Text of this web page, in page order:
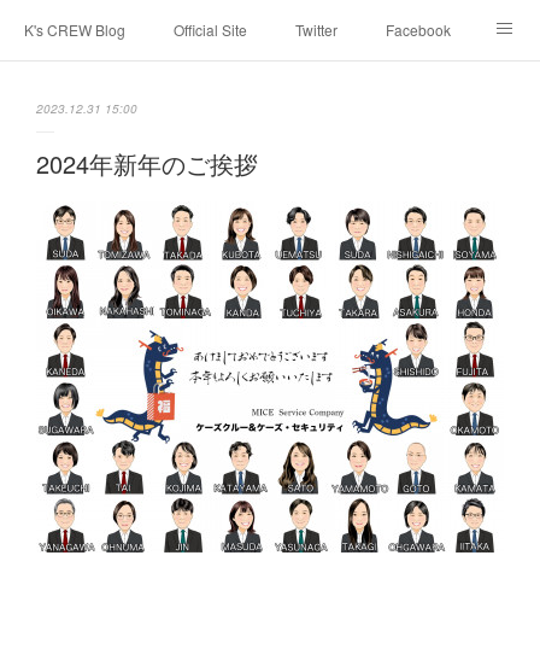
K's CREW Blog Official Site Twitter Facebook
2023.12.31 15:00
2024年新年のご挨拶